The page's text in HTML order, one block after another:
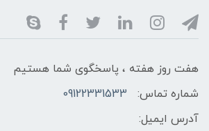
هفت روز هفته ، پاسخگوی شما هستیم
شماره تماس:
09122331533
آدرس ایمیل: